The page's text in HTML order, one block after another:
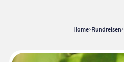
Home Rundreisen